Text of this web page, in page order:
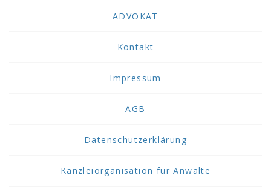
ADVOKAT
Kontakt
Impressum
AGB
Datenschutzerklärung
Kanzleiorganisation für Anwälte